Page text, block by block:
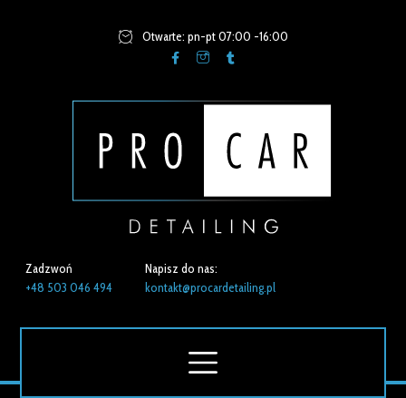
Otwarte: pn-pt 07:00 -16:00
Zadzwoń
+48 503 046 494
Napisz do nas:
kontakt@procardetailing.pl